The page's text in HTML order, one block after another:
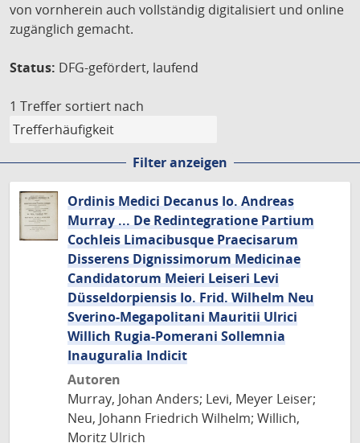
von vornherein auch vollständig digitalisiert und online
zugänglich gemacht.
Status: DFG-gefördert, laufend
1 Treffer sortiert nach
Filter anzeigen
Ordinis Medici Decanus Io. Andreas
Murray ... De Redintegratione Partium
Cochleis Limacibusque Praecisarum
Disserens Dignissimorum Medicinae
Candidatorum Meieri Leiseri Levi
Düsseldorpiensis Io. Frid. Wilhelm Neu
Sverino-Megapolitani Mauritii Ulrici
Willich Rugia-Pomerani Sollemnia
Inauguralia Indicit
Autoren
Murray, Johan Anders; Levi, Meyer Leiser;
Neu, Johann Friedrich Wilhelm; Willich,
Moritz Ulrich